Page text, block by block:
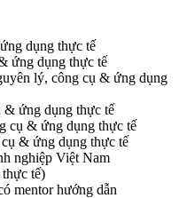
dụng thực tế
ứng dụng thực tế
lý, công cụ & ứng dụng
& ứng dụng thực tế
cụ & ứng dụng thực tế
& ứng dụng thực tế
nghiệp Việt Nam
tế)
mentor hướng dẫn